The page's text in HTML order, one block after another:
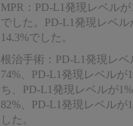
MPR：PD-L1発現レベル
でした。PD-L1発現レベ
14.3%でした。
根治手術：PD-L1発現レ
74%、PD-L1発現レベル
ち、PD-L1発現レベルが
82%、PD-L1発現レベル
した。